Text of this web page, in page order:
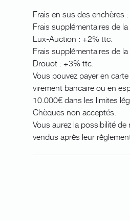
Frais en sus des enchères
Frais supplémentaires de
Lux-Auction : +2% ttc.
Frais supplémentaires de
Drouot : +3% ttc.
Vous pouvez payer en
virement bancaire ou en
10.000€ dans les limites
Chèques non acceptés.
Vous aurez la possibilité de
vendus après leur